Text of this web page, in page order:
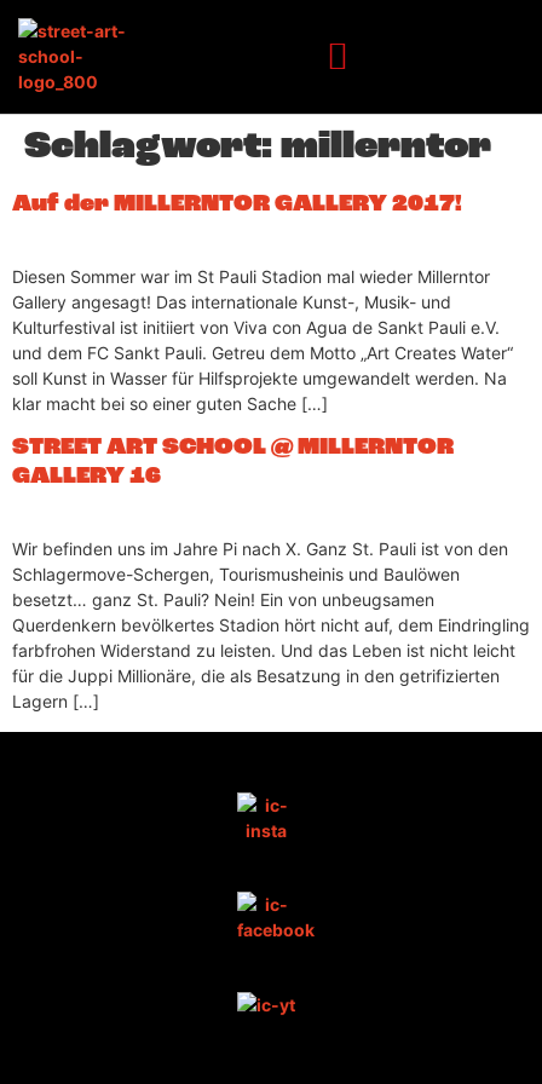
springen
Schlagwort: millerntor
Auf der MILLERNTOR GALLERY 2017!
Diesen Sommer war im St Pauli Stadion mal wieder Millerntor
Gallery angesagt! Das internationale Kunst-, Musik- und
Kulturfestival ist initiiert von Viva con Agua de Sankt Pauli e.V.
und dem FC Sankt Pauli. Getreu dem Motto „Art Creates Water“
soll Kunst in Wasser für Hilfsprojekte umgewandelt werden. Na
klar macht bei so einer guten Sache […]
STREET ART SCHOOL @ MILLERNTOR
GALLERY 16
Wir befinden uns im Jahre Pi nach X. Ganz St. Pauli ist von den
Schlagermove-Schergen, Tourismusheinis und Baulöwen
besetzt… ganz St. Pauli? Nein! Ein von unbeugsamen
Querdenkern bevölkertes Stadion hört nicht auf, dem Eindringling
farbfrohen Widerstand zu leisten. Und das Leben ist nicht leicht
für die Juppi Millionäre, die als Besatzung in den getrifizierten
Lagern […]